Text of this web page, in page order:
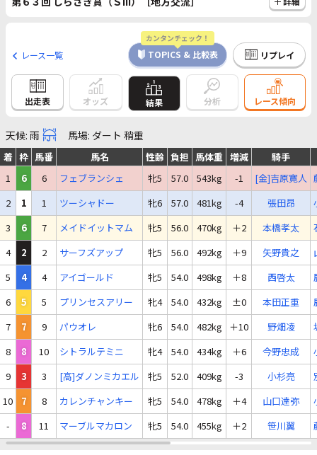
レース一覧
カンタンチェック！
TOPICS & 比較表 リプレイ
出走表 オッズ 結果 分析 レース傾向
天候: 雨 馬場: ダート 稍重
着 枠 馬番 馬名 性齢 負担 馬体重 増減
騎手
1
6 6 フェブランシェ 牝5 57.0 543kg -1 [金]吉原寛人
2
1 1 ツーシャドー 牝6 57.0 481kg -4 張田昂
3
6 7 メイドイットマム 牝5 56.0 470kg ＋2 本橋孝太
4
2 2 サーフズアップ 牝5 56.0 492kg ＋9 矢野貴之
5
4 4 アイゴールド 牝5 54.0 498kg ＋8 西啓太
6
5 5 プリンセスアリー 牝4 54.0 432kg ±0 本田正重
7
7 9 パウオレ 牝6 54.0 482kg ＋10 野畑凌
8
8 10 シトラルテミニ 牝4 54.0 434kg ＋6 今野忠成
9
3 3 [高]ダノンミカエル 牝5 52.0 409kg -3 小杉亮
10
7 8 カレンチャンキー 牝5 54.0 478kg ＋4 山口達弥
-
8 11 マーブルマカロン 牝5 54.0 455kg ＋2 笹川翼